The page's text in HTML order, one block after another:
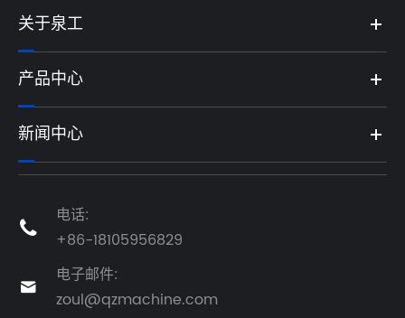
关于泉工
产品中心
新闻中心

电话:
+86-18105956829

电子邮件:
zoul@qzmachine.com